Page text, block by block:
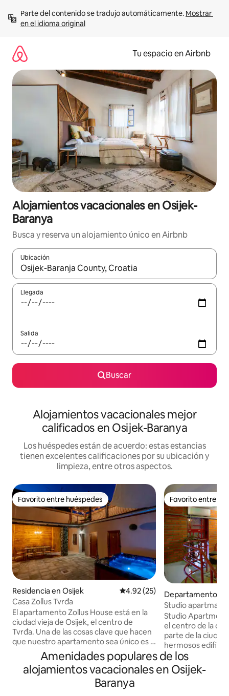
contenido
Parte del contenido se tradujo automáticamente. Mostrar
en el idioma original
Tu espacio en Airbnb
Alojamientos vacacionales en Osijek-
Baranya
Busca y reserva un alojamiento único en Airbnb
Ubicación
Cuando los resultados estén disponibles, podrás navegar
Llegada
Salida
Buscar
Alojamientos vacacionales mejor
calificados en Osijek-Baranya
Los huéspedes están de acuerdo: estas estancias
tienen excelentes calificaciones por su ubicación y
limpieza, entre otros aspectos.
Favorito entre huéspedes
Favorito entre huéspedes
Residencia en Osijek Calificación promedio: 4.92 de
4.92 (25)
Casa Zollus Tvrđa
El apartamento Zollus House está en la
ciudad vieja de Osijek, el centro de
Tvrđa. Una de las cosas clave que hacen
que nuestro apartamento sea único es la
privacidad, la comodidad y el tamaño de
toda la propiedad. Los huéspedes
pueden disfrutar de una zona de estar
bellamente decorada, que incluye la
vista de la calle de la famosa parte de la
Favorito entre
Favorito entre
Departamento en
Studio apartman
Studio
el centro de la
parte de la
hermosos
lado de la calle
parque con
Junto al Park
Amenidades populares de los
alojamientos vacacionales en Osijek-
Baranya